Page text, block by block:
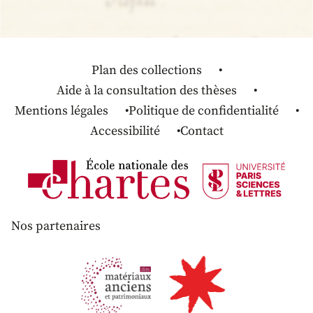
Plan des collections
Aide à la consultation des thèses
Mentions légales
Politique de confidentialité
Accessibilité
Contact
Nos partenaires